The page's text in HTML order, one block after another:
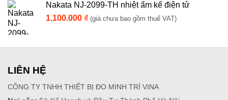
Nakata NJ-2099-TH nhiệt ẩm kế điện tử
1.100.000 ₫ (giá chưa bao gồm thuế VAT)
LIÊN HỆ
CÔNG TY TNHH THIẾT BỊ ĐO MINH TRÍ VINA